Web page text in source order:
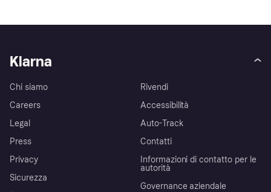
Klarna
Chi siamo
Careers
Legal
Press
Privacy
Sicurezza
Rivendi
Accessibilità
Auto-Track
Contatti
Informazioni di contatto per le
autorità
Governance aziendale